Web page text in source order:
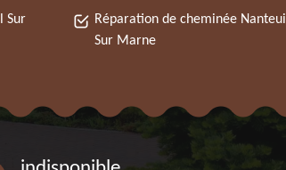
Sur
Réparation de cheminée Nanteuil
Sur Marne